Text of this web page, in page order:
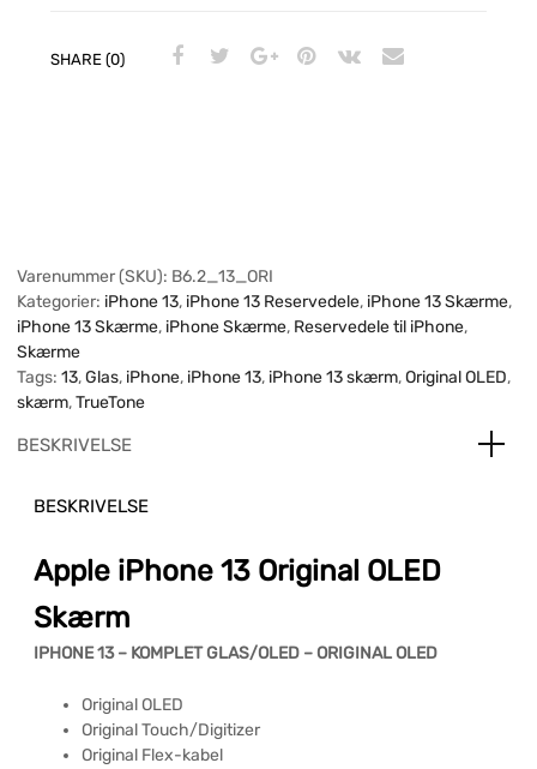
SHARE (0)
Varenummer (SKU): B6.2_13_ORI
Kategorier: iPhone 13, iPhone 13 Reservedele, iPhone 13 Skærme,
iPhone 13 Skærme, iPhone Skærme, Reservedele til iPhone,
Skærme
Tags: 13,Glas, iPhone, iPhone 13, iPhone 13 skærm,Original OLED,
skærm,TrueTone
BESKRIVELSE
BESKRIVELSE
Apple iPhone 13 Original OLED
Skærm
IPHONE 13 – KOMPLET GLAS/OLED – ORIGINAL OLED
Original OLED
Original Touch/Digitizer
Original Flex-kabel